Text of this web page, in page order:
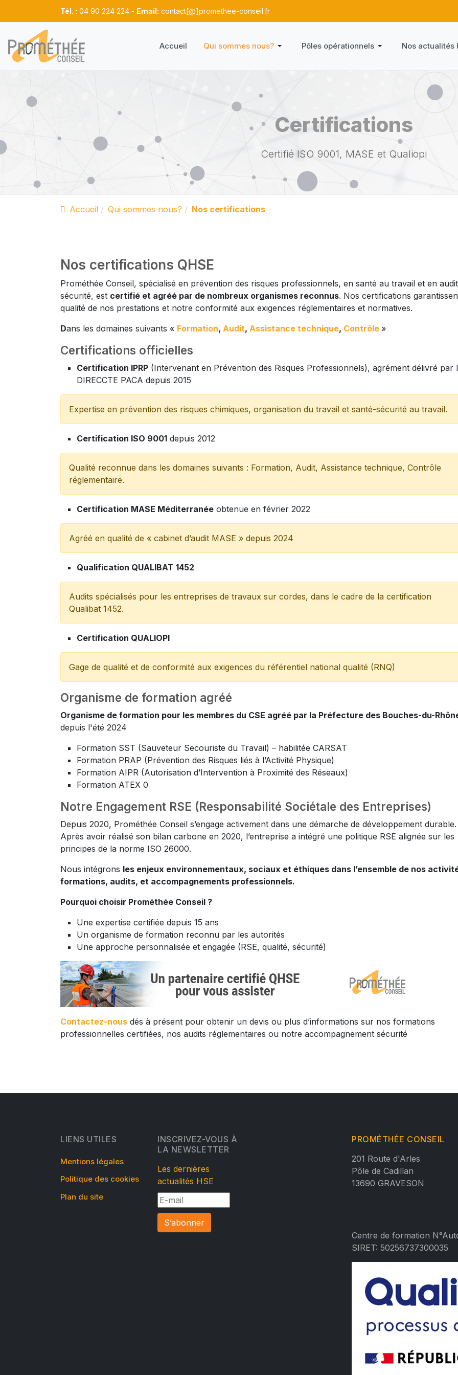
Tél. : 04 90 224 224 - Email: contact[@]promethee-conseil.fr
Accueil Qui sommes nous? Pôles opérationnels Nos actualités
Certifications
Certifié ISO 9001, MASE et Qualiopi
Accueil Qui sommes nous? Nos certifications
Nos certifications QHSE
Prométhée Conseil, spécialisé en prévention des risques professionnels, en santé au travail et en audit
sécurité, est certifié et agréé par de nombreux organismes reconnus. Nos certifications
qualité de nos prestations et notre conformité aux exigences réglementaires et normatives.
Dans les domaines suivants « Formation, Audit, Assistance technique, Contrôle »
Certifications officielles
Certification IPRP (Intervenant en Prévention des Risques Professionnels), agrément délivré par
DIRECCTE PACA depuis 2015
Expertise en prévention des risques chimiques, organisation du travail et santé-sécurité au travail.
Certification ISO 9001 depuis 2012
Qualité reconnue dans les domaines suivants : Formation, Audit, Assistance technique, Contrôle
réglementaire.
Certification MASE Méditerranée obtenue en février 2022
Agréé en qualité de « cabinet d’audit MASE » depuis 2024
Qualification QUALIBAT 1452
Audits spécialisés pour les entreprises de travaux sur cordes, dans le cadre de la certification
Qualibat 1452.
Certification QUALIOPI
Gage de qualité et de conformité aux exigences du référentiel national qualité (RNQ)
Organisme de formation agréé
Organisme de formation pour les membres du CSE agréé par la Préfecture des Bouches-du-
depuis l'été 2024
Formation SST (Sauveteur Secouriste du Travail) – habilitée CARSAT
Formation PRAP (Prévention des Risques liés à l’Activité Physique)
Formation AIPR (Autorisation d’Intervention à Proximité des Réseaux)
Formation ATEX 0
Notre Engagement RSE (Responsabilité Sociétale des Entreprises)
Depuis 2020, Prométhée Conseil s’engage activement dans une démarche de développement durable.
Après avoir réalisé son bilan carbone en 2020, l’entreprise a intégré une politique RSE alignée sur les
principes de la norme ISO 26000.
Nous intégrons les enjeux environnementaux, sociaux et éthiques dans l’ensemble de nos
formations, audits, et accompagnements professionnels.
Pourquoi choisir Prométhée Conseil ?
Une expertise certifiée depuis 15 ans
Un organisme de formation reconnu par les autorités
Une approche personnalisée et engagée (RSE, qualité, sécurité)
Contactez-nous dés à présent pour obtenir un devis ou plus d’informations sur nos formations
professionnelles certifiées, nos audits réglementaires ou notre accompagnement sécurité
LIENS UTILES
Mentions légales
Politique des cookies
Plan du site
INSCRIVEZ-VOUS À
LA NEWSLETTER
Les dernières
actualités HSE
S’abonner
PROMÉTHÉE CONSEIL
201 Route d'Arles
Pôle de Cadillan
13690 GRAVESON
Centre de formation
SIRET: 50256737300035